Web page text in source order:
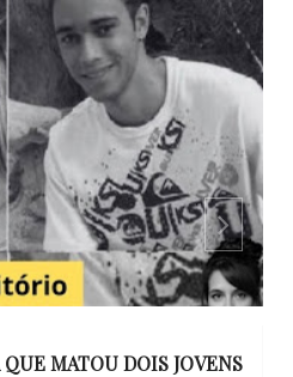
QUE MATOU DOIS JOVENS